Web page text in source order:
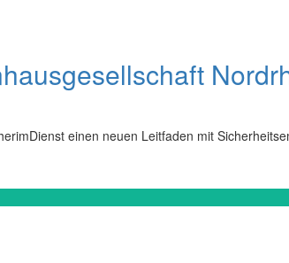
einen neuen Leitfaden mit